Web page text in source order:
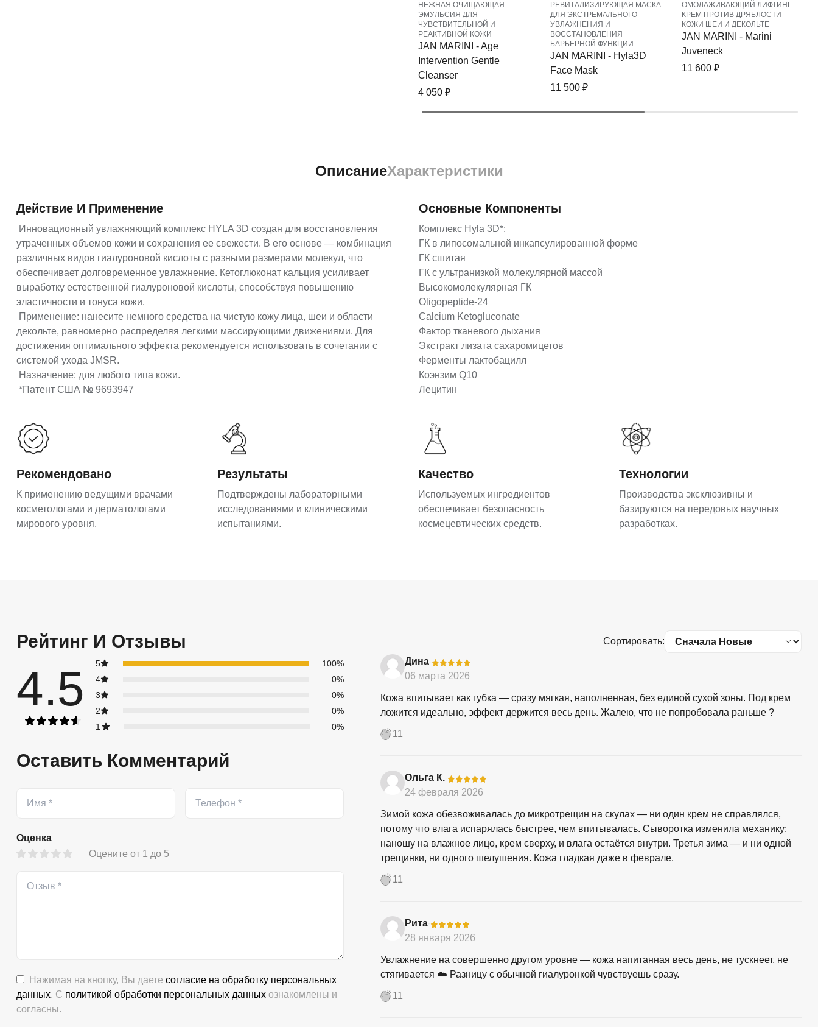
НЕЖНАЯ ОЧИЩАЮЩАЯ
ЭМУЛЬСИЯ ДЛЯ
ЧУВСТВИТЕЛЬНОЙ И
РЕАКТИВНОЙ КОЖИ
JAN MARINI - Age
Intervention Gentle
Cleanser
4 050 ₽
РЕВИТАЛИЗИРУЮЩАЯ МАСКА
ДЛЯ ЭКСТРЕМАЛЬНОГО
УВЛАЖНЕНИЯ И
ВОССТАНОВЛЕНИЯ
БАРЬЕРНОЙ ФУНКЦИИ
JAN MARINI - Hyla3D
Face Mask
11 500₽
ОМОЛАЖИВАЮЩИЙ ЛИФТИНГ -
КРЕМ ПРОТИВ ДРЯБЛОСТИ
КОЖИ ШЕИ И ДЕКОЛЬТЕ
JAN MARINI - Marini
Juveneck
11 600 ₽
ОписаниеХарактеристики
Действие И Применение
Инновационный увлажняющий комплекс HYLA 3D создан для восстановления
утраченных объемов кожи и сохранения ее свежести. В его основе — комбинация
различных видов гиалуроновой кислоты с разными размерами молекул, что
обеспечивает долговременное увлажнение. Кетоглюконат кальция усиливает
выработку естественной гиалуроновой кислоты, способствуя повышению
эластичности и тонуса кожи.
Применение: нанесите немного средства на чистую кожу лица, шеи и области
декольте, равномерно распределяя легкими массирующими движениями. Для
достижения оптимального эффекта рекомендуется использовать в сочетании с
системой ухода JMSR.
Назначение: для любого типа кожи.
*Патент США № 9693947
Основные Компоненты
Комплекс Hyla 3D*:
ГК в липосомальной инкапсулированной форме
ГК сшитая
ГК с ультранизкой молекулярной массой
Высокомолекулярная ГК
Oligopeptide-24
Calcium Ketogluconate
Фактор тканевого дыхания
Экстракт лизата сахаромицетов
Ферменты лактобацилл
Коэнзим Q10
Лецитин
Рекомендовано
К применению ведущими врачами
косметологами и дерматологами
мирового уровня.
Результаты
Подтверждены лабораторными
исследованиями и клиническими
испытаниями.
Качество
Используемых ингредиентов
обеспечивает безопасность
космецевтических средств.
Технологии
Производства эксклюзивны и
базируются на передовых научных
разработках.
Рейтинг И Отзывы Сортировать:
4.5 5
100%
4
0%
3
0%
2
0%
1
0%
Оставить Комментарий
Оценка
Оцените от 1 до 5
Нажимая на кнопку, Вы даете согласие на обработку персональных
данных. С политикой обработки персональных данных ознакомлены и
согласны.
Дина-
06 марта 2026
Кожа впитывает как губка — сразу мягкая, наполненная, без единой сухой зоны. Под крем
ложится идеально, эффект держится весь день. Жалею, что не попробовала раньше ?
11
Ольга К.-
24 февраля 2026
Зимой кожа обезвоживалась до микротрещин на скулах — ни один крем не справлялся,
потому что влага испарялась быстрее, чем впитывалась. Сыворотка изменила механику:
наношу на влажное лицо, крем сверху, и влага остаётся внутри. Третья зима — и ни одной
трещинки, ни одного шелушения. Кожа гладкая даже в феврале.
11
Рита-
28 января 2026
Увлажнение на совершенно другом уровне — кожа напитанная весь день, не тускнеет, не
стягивается ☁️ Разницу с обычной гиалуронкой чувствуешь сразу.
11